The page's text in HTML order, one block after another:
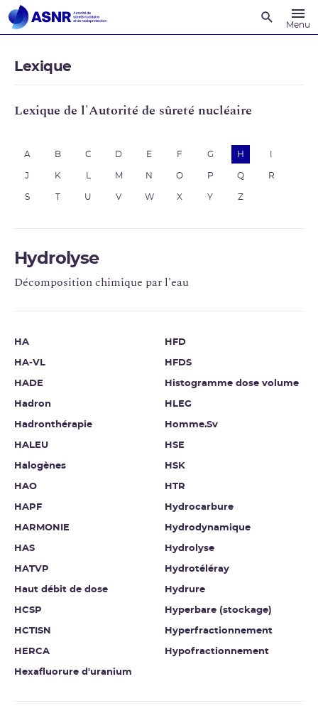
Menu
Lexique
Lexique de l'Autorité de sûreté nucléaire
A B C D E F G H
J K M N O P Q R
S U V W X Y Z
Hydrolyse
Décomposition chimique par l'eau
HA
HA-VL
HADE
Hadron
Hadronthérapie
HALEU
Halogènes
HAO
HAPF
HARMONIE
HAS
HATVP
Haut débit de dose
HCSP
HCTISN
HERCA
Hexafluorure d'uranium
HFD
HFDS
Histogramme dose volume
HLEG
Homme.Sv
HSE
HSK
HTR
Hydrocarbure
Hydrodynamique
Hydrolyse
Hydrotéléray
Hydrure
Hyperbare (stockage)
Hyperfractionnement
Hypofractionnement